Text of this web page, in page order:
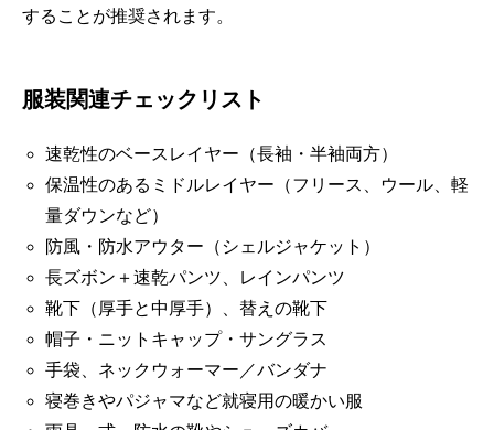
することが推奨されます。
服装関連チェックリスト
速乾性のベースレイヤー（長袖・半袖両方）
保温性のあるミドルレイヤー（フリース、ウール、軽
量ダウンなど）
防風・防水アウター（シェルジャケット）
長ズボン＋速乾パンツ、レインパンツ
靴下（厚手と中厚手）、替えの靴下
帽子・ニットキャップ・サングラス
手袋、ネックウォーマー／バンダナ
寝巻きやパジャマなど就寝用の暖かい服